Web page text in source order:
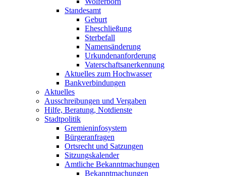
Standesamt
Geburt
Eheschließung
Sterbefall
Namensänderung
Urkundenanforderung
Vaterschaftsanerkennung
Aktuelles zum Hochwasser
Bankverbindungen
Aktuelles
Ausschreibungen und Vergaben
Hilfe, Beratung, Notdienste
Stadtpolitik
Gremieninfosystem
Bürgeranfragen
Ortsrecht und Satzungen
Sitzungskalender
Amtliche Bekanntmachungen
Bekanntmachungen